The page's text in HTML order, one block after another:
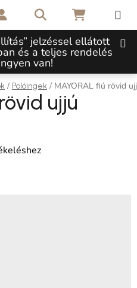
jelzéssel ellátott
és a teljes rendelés
van!
KeresésKOSÁR
/ Polóingek / MAYORAL fiú rövid
ujjú
ből 0,0 csillag.